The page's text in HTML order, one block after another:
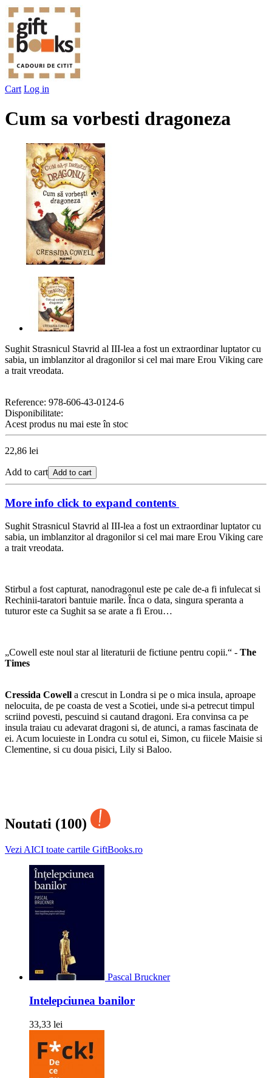
Cart Log in
Cum sa vorbesti dragoneza
Sughit Strasnicul Stavrid al III-lea a fost un extraordinar luptator cu
sabia, un imblanzitor al dragonilor si cel mai mare Erou Viking care
a trait vreodata.
Reference: 978-606-43-0124-6
Disponibilitate:
Acest produs nu mai este în stoc
22,86 lei
Add to cart Add to cart
More info click to expand contents
Sughit Strasnicul Stavrid al III-lea a fost un extraordinar luptator cu
sabia, un imblanzitor al dragonilor si cel mai mare Erou Viking care
a trait vreodata.
Stirbul a fost capturat, nanodragonul este pe cale de-a fi infulecat si
Rechinii-taratori bantuie marile. Înca o data, singura speranta a
tuturor este ca Sughit sa se arate a fi Erou…
„Cowell este noul star al literaturii de fictiune pentru copii.“ - The
Times
Cressida Cowell a crescut in Londra si pe o mica insula, aproape
nelocuita, de pe coasta de vest a Scotiei, unde si-a petrecut timpul
scriind povesti, pescuind si cautand dragoni. Era convinsa ca pe
insula traiau cu adevarat dragoni si, de atunci, a ramas fascinata de
ei. Acum locuieste in Londra cu sotul ei, Simon, cu fiicele Maisie si
Clementine, si cu doua pisici, Lily si Baloo.
Noutati (100)
Vezi AICI toate cartile GiftBooks.ro
Pascal Bruckner
Intelepciunea banilor
33,33 lei